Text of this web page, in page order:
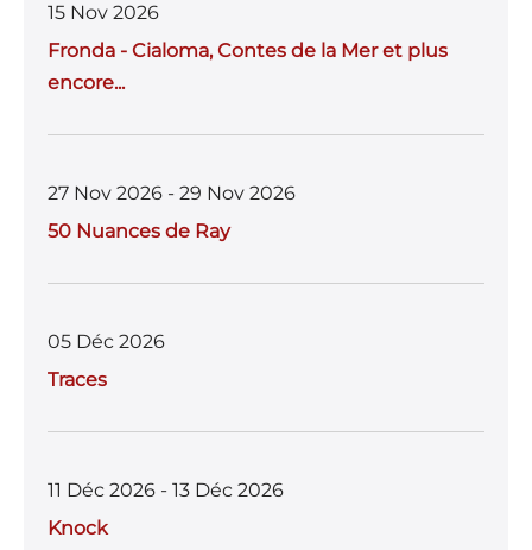
15 Nov 2026
Fronda - Cialoma, Contes de la Mer et plus
encore...
27 Nov 2026 - 29 Nov 2026
50 Nuances de Ray
05 Déc 2026
Traces
11 Déc 2026 - 13 Déc 2026
Knock